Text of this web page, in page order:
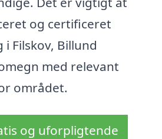
og certificeret
Filskov, Billund
med relevant
området.
og uforpligtende